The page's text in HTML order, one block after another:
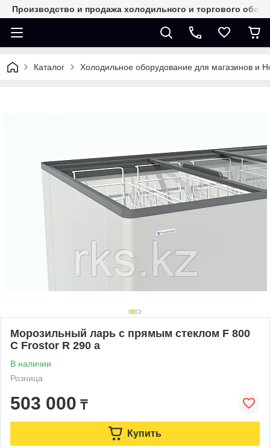
Производство и продажа холодильного и торгового
Каталог Холодильное оборудование для магазинов и
Морозильный ларь с прямым стеклом F 800
C Frostor R 290 a
В наличии
Розница
503 000 ₸
Купить